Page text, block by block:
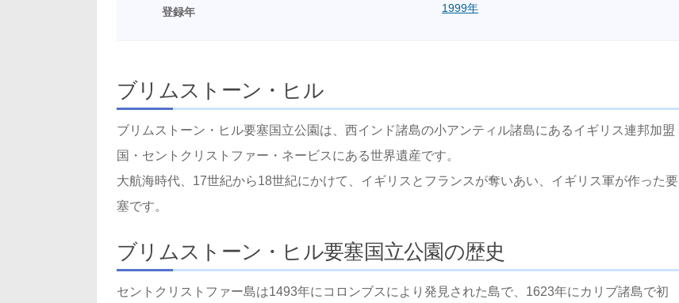
登録年 1999年
ブリムストーン・ヒル
ブリムストーン・ヒル要塞国立公園は、西インド諸島の小アンティル諸島にあるイギリス連邦加盟
国・セントクリストファー・ネービスにある世界遺産です。
大航海時代、17世紀から18世紀にかけて、イギリスとフランスが奪いあい、イギリス軍が作った要
塞です。
ブリムストーン・ヒル要塞国立公園の歴史
セントクリストファー島は1493年にコロンブスにより発見された島で、1623年にカリブ諸島で初